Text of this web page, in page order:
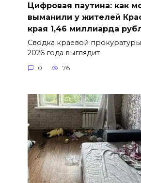
Цифровая паутина: как
выманили у жителей
края 1,46 миллиарда
Сводка краевой
2026 года выглядит
0 76